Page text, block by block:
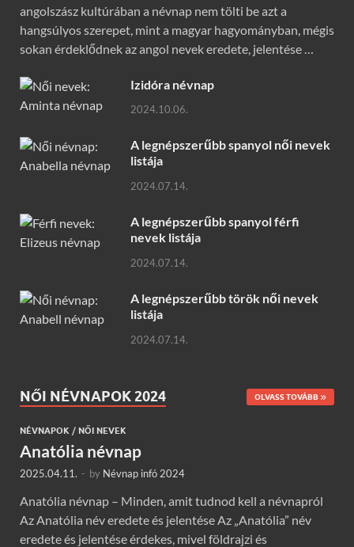
angolszász kultúrában a névnap nem tölti be azt a
hangsúlyos szerepet, mint a magyar hagyományban, mégis
sokan érdeklődnek az angol nevek eredete, jelentése …
Izidóra névnap
2024.10.06.
A legnépszerűbb spanyol női nevek
listája
2024.07.14.
A legnépszerűbb spanyol férfi
nevek listája
2024.07.14.
A legnépszerűbb török női nevek
listája
2024.07.14.
NŐI NÉVNAPOK 2024 OLVASS TOVÁBB
NÉVNAPOK / NŐI NEVEK
Anatólia névnap
2025.04.11. - by Névnap infó 2024
Anatólia névnap – Minden, amit tudnod kell a névnapról
Az Anatólia név eredete és jelentése Az „Anatólia” név
eredete és jelentése érdekes, mivel földrajzi és